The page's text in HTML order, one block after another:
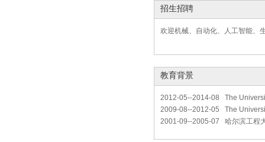
招生招聘
欢迎机械、自动化、人工智能、
教育背景
2012-05--2014-08 The
2009-08--2012-05 The
2001-09--2005-07 哈尔滨工程